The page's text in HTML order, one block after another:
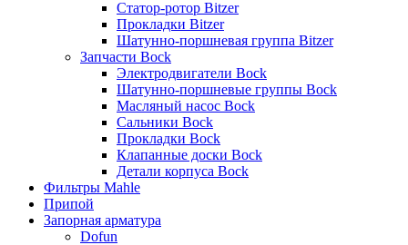
Статор-ротор Bitzer
Прокладки Bitzer
Шатунно-поршневая группа Bitzer
Запчасти Bock
Электродвигатели Bock
Шатунно-поршневые группы Bock
Масляный насос Bock
Сальники Bock
Прокладки Bock
Клапанные доски Bock
Детали корпуса Bock
Фильтры Mahle
Припой
Запорная арматура
Dofun